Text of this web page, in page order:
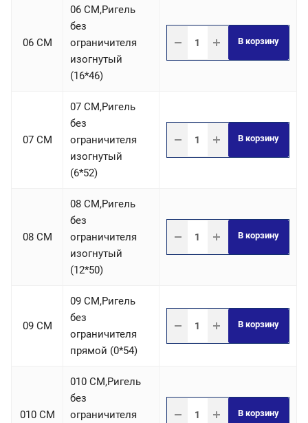
06 СM
06 СM,Ригель
без
ограничителя
изогнутый
(16*46)
В корзину
07 СM
07 СM,Ригель
без
ограничителя
изогнутый
(6*52)
В корзину
08 СM
08 СM,Ригель
без
ограничителя
изогнутый
(12*50)
В корзину
09 СM
09 СM,Ригель
без
ограничителя
прямой (0*54)
В корзину
010 СM
010 СM,Ригель
без
ограничителя
В корзину